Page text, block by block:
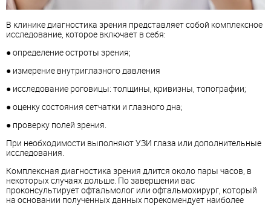
В клинике диагностика зрения представляет собой комплексное
исследование, которое включает в себя:
● определение остроты зрения;
● измерение внутриглазного давления
● исследование роговицы: толщины, кривизны, топографии;
● оценку состояния сетчатки и глазного дна;
● проверку полей зрения.
При необходимости выполняют УЗИ глаза или дополнительные
исследования.
Комплексная диагностика зрения длится около пары часов, в
некоторых случаях дольше. По завершении вас
проконсультирует офтальмолог или офтальмохирург, который
на основании полученных данных порекомендует наиболее